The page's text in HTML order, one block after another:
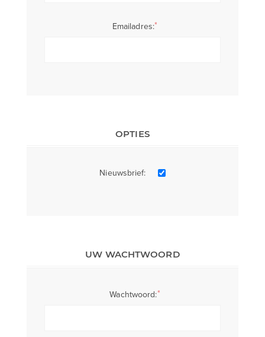
Emailadres:*
OPTIES
Nieuwsbrief:
UW WACHTWOORD
Wachtwoord:*